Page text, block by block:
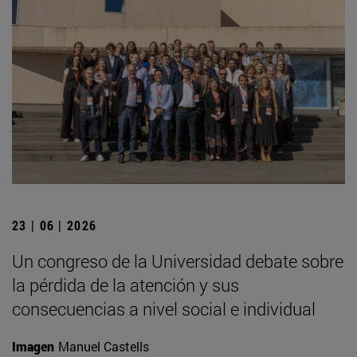
23 | 06 | 2026
Un congreso de la Universidad debate sobre
la pérdida de la atención y sus
consecuencias a nivel social e individual
Imagen Manuel Castells